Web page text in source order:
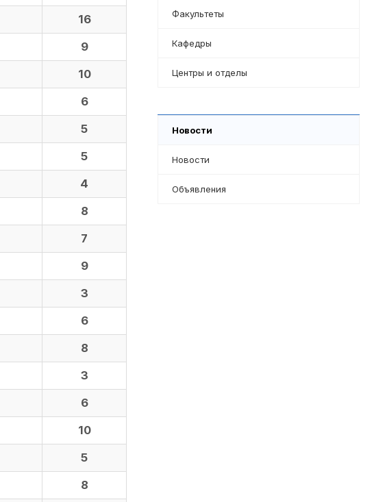
16
9
10
6
5
5
4
8
7
9
3
6
8
3
6
10
5
8
Факультеты
Кафедры
Центры и отделы
Новости
Новости
Объявления